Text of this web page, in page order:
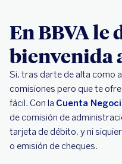
En BBVA le
bienvenida
Si, tras darte de alta como
comisiones pero que te
fácil. Con la Cuenta
de comisión de
tarjeta de débito, y ni
o emisión de cheques.